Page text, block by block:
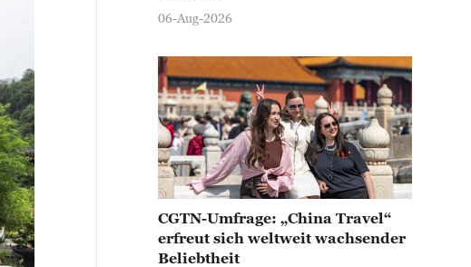
06-Aug-2026
CGTN-Umfrage: „China Travel“
erfreut sich weltweit wachsender
Beliebtheit